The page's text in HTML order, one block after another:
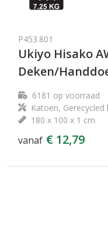
P453.801
Ukiyo Hisako
Deken/
6181 op voorraad
Katoen, Gerecycled
180 x 100 x 1 cm
vanaf € 12,79